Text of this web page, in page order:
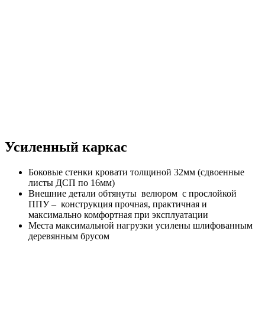
Усиленный каркас
Боковые стенки кровати толщиной 32мм (сдвоенные
листы ДСП по 16мм)
Внешние детали обтянуты велюром с прослойкой
ППУ– конструкция прочная, практичная и
максимально комфортная при эксплуатации
Места максимальной нагрузки усилены шлифованным
деревянным брусом